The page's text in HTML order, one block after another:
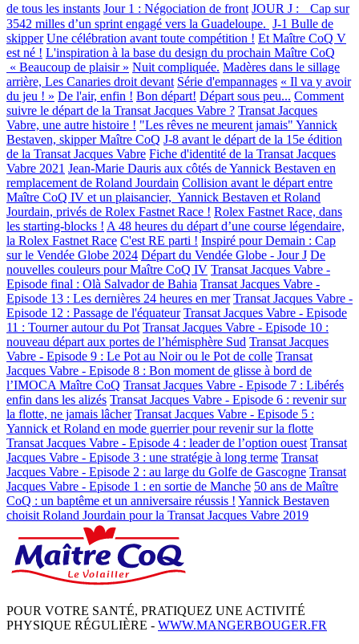
de tous les instants Jour 1 : Négociation de front JOUR J : Cap sur
3542 milles d’un sprint engagé vers la Guadeloupe. J-1 Bulle de
skipper Une célébration avant toute compétition ! Et Maître CoQ V
est né ! L'inspiration à la base du design du prochain Maître CoQ
« Beaucoup de plaisir » Nuit compliquée. Madères dans le sillage
arrière, Les Canaries droit devant Série d'empannages « Il va y avoir
du jeu ! » De l'air, enfin ! Bon départ! Départ sous peu... Comment
suivre le départ de la Transat Jacques Vabre ? Transat Jacques
Vabre, une autre histoire ! "Les rêves ne meurent jamais" Yannick
Bestaven, skipper Maître CoQ J-8 avant le départ de la 15e édition
de la Transat Jacques Vabre Fiche d'identité de la Transat Jacques
Vabre 2021 Jean-Marie Dauris aux côtés de Yannick Bestaven en
remplacement de Roland Jourdain Collision avant le départ entre
Maître CoQ IV et un plaisancier, Yannick Bestaven et Roland
Jourdain, privés de Rolex Fastnet Race ! Rolex Fastnet Race, dans
les starting-blocks ! A 48 heures du départ d’une course légendaire,
la Rolex Fastnet Race C'est RE parti ! Inspiré pour Demain : Cap
sur le Vendée Globe 2024 Départ du Vendée Globe - Jour J De
nouvelles couleurs pour Maître CoQ IV Transat Jacques Vabre -
Episode final : Olà Salvador de Bahia Transat Jacques Vabre -
Episode 13 : Les dernières 24 heures en mer Transat Jacques Vabre -
Episode 12 : Passage de l'équateur Transat Jacques Vabre - Episode
11 : Tourner autour du Pot Transat Jacques Vabre - Episode 10 :
nouveau départ aux portes de l’hémisphère Sud Transat Jacques
Vabre - Episode 9 : Le Pot au Noir ou le Pot de colle Transat
Jacques Vabre - Episode 8 : Bon moment de glisse à bord de
l’IMOCA Maître CoQ Transat Jacques Vabre - Episode 7 : Libérés
enfin dans les alizés Transat Jacques Vabre - Episode 6 : revenir sur
la flotte, ne jamais lâcher Transat Jacques Vabre - Episode 5 :
Yannick et Roland en mode guerrier pour revenir sur la flotte
Transat Jacques Vabre - Episode 4 : leader de l’option ouest Transat
Jacques Vabre - Episode 3 : une stratégie à long terme Transat
Jacques Vabre - Episode 2 : au large du Golfe de Gascogne Transat
Jacques Vabre - Episode 1 : en sortie de Manche 50 ans de Maître
CoQ : un baptême et un anniversaire réussis ! Yannick Bestaven
choisit Roland Jourdain pour la Transat Jacques Vabre 2019
POUR VOTRE SANTÉ, PRATIQUEZ UNE ACTIVITÉ
PHYSIQUE RÉGULIÈRE - WWW.MANGERBOUGER.FR